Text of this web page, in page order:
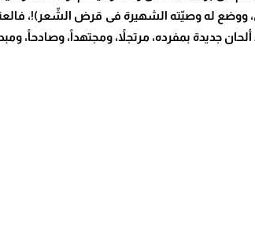
ووضع له وصيّته الشهيرة فى قرض الشّعر)!،
جديدة بمفرده، مرتجلاً، ومجتهداً، وصادحاً،